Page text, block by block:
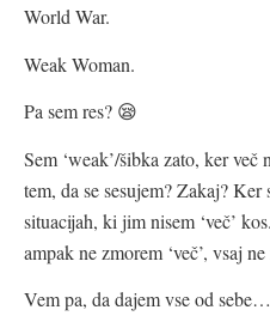
World War.
Weak Woman.
Pa sem res? 😪
Sem ‘weak’/šibka zato, ker več
tem, da se sesujem? Zakaj?
situacijah, ki jim nisem ‘več’
ampak ne zmorem ‘več’, vsaj
Vem pa, da dajem vse od